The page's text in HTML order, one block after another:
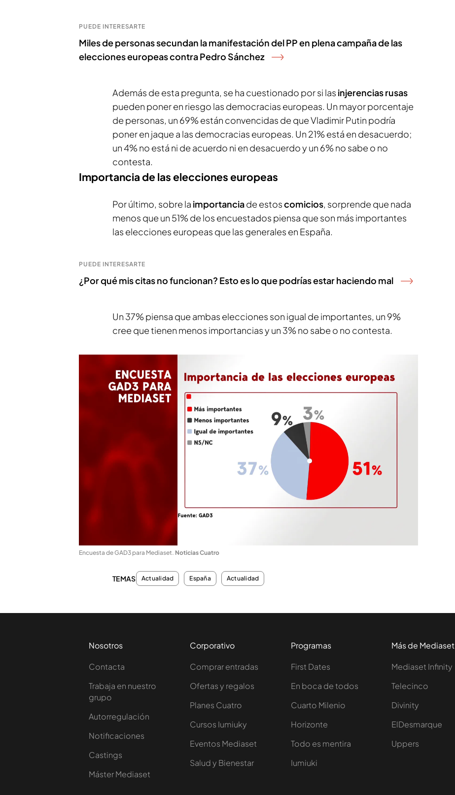
PUEDE INTERESARTE
Miles de personas secundan la manifestación del PP en plena campaña de las
elecciones europeas contra Pedro Sánchez
Además de esta pregunta, se ha cuestionado por si las injerenciasrusas
pueden poner en riesgo las democracias europeas. Un mayor porcentaje
de personas, un 69% están convencidas de que Vladimir Putin podría
poner en jaque a las democracias europeas. Un 21% está en desacuerdo;
un 4% no está ni de acuerdo ni en desacuerdo y un 6% no sabe o no
contesta.
Importancia de las elecciones europeas
Por último, sobre la importanciade estoscomicios, sorprende que nada
menos que un 51% de los encuestados piensa que son más importantes
las elecciones europeas que las generales en España.
PUEDE INTERESARTE
¿Por qué mis citas no funcionan? Esto es lo que podrías estar haciendo mal
Un 37% piensa que ambas elecciones son igual de importantes, un 9%
cree que tienen menos importancias y un 3% no sabe o no contesta.
Encuesta de GAD3 para Mediaset. Noticias Cuatro
TEMAS Actualidad España Actualidad
Nosotros
Contacta
Trabaja en nuestro
grupo
Autorregulación
Notificaciones
Castings
Máster Mediaset
Corporativo
Comprar entradas
Ofertas y regalos
Planes Cuatro
Cursos Iumiuky
Eventos Mediaset
Salud y Bienestar
Programas
First Dates
En boca de todos
Cuarto Milenio
Horizonte
Todo es mentira
Iumiuki
Más de Mediaset
Mediaset Infinity
Telecinco
Divinity
ElDesmarque
Uppers